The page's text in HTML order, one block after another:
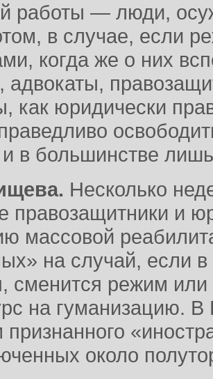
работы — люди,
в случае, если
когда же о них
как юридически
и в большинстве
Несколько
правозащитники и
массовой
на случай, если
сменится режим или
на гуманизацию.
признанного
около